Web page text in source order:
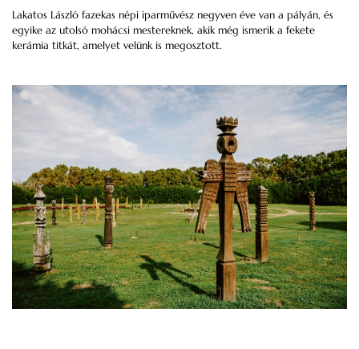
Lakatos László fazekas népi iparművész negyven éve van a pályán, és
egyike az utolsó mohácsi mestereknek, akik még ismerik a fekete
kerámia titkát, amelyet velünk is megosztott.